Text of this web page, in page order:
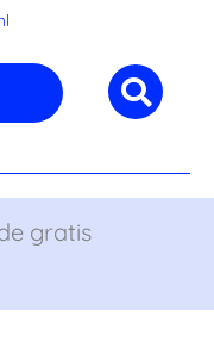
gratis